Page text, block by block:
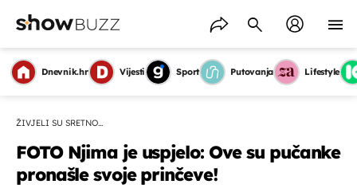
Dnevnik.hr Vijesti Sport Putovanja Lifestyle
ŽIVJELI SU SRETNO...
FOTO Njima je uspjelo: Ove su pučanke
pronašle svoje prinčeve!